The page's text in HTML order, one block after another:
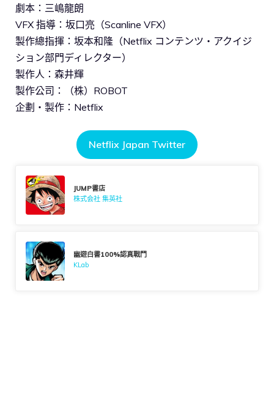
劇本：三嶋龍朗
VFX 指導：坂口亮（Scanline VFX）
製作總指揮：坂本和隆（Netflix コンテンツ・アクイジ
ション部門ディレクター）
製作人：森井輝
製作公司：（株）ROBOT
企劃・製作：Netflix
Netflix Japan Twitter
JUMP書店
株式会社 集英社
幽遊白書100%認真戰鬥
KLab